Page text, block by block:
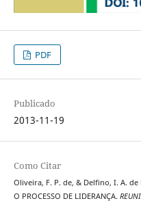
PDF
Publicado
2013-11-19
Como Citar
Oliveira, F. P. de, & Delfino, I. A. de
O PROCESSO DE LIDERANÇA.